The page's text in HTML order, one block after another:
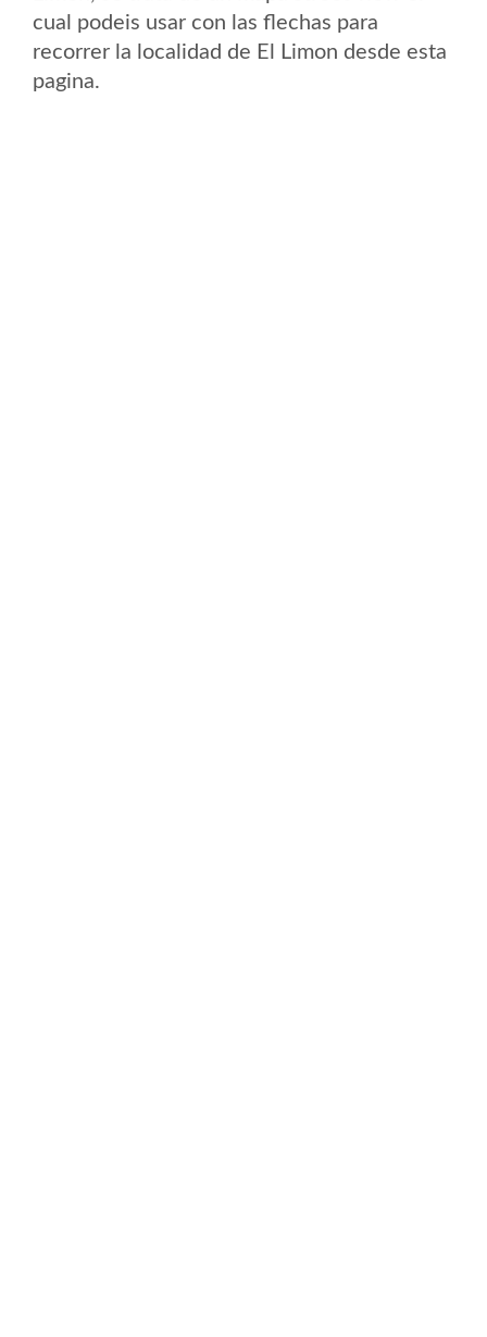
cual podeis usar con las flechas para
recorrer la localidad de El Limon desde esta
pagina.